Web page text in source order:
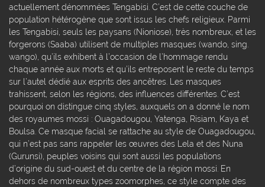
actuellement dénommées Tengabisi. C’est de cette couche de
population hétérogène que sont issus les chefs religieux. Parmi
les Tengabisi, seuls les paysans (Nioniose), très nombreux, et les
forgerons (Saaba) utilisent de multiples masques (wando, sing.
wango), qu’ils exhibent à l’occasion de l’hommage rendu
chaque année aux morts et qu’ils entreposent le reste du temps
sur l’autel dédié aux esprits des ancêtres. Les masques
trahissent, selon les régions, des influences différentes. C’est
pourquoi on distingue cinq styles, auxquels on a donné le nom
des royaumes mossi : Ouagadougou, Yatenga, Risiam, Kaya et
Boulsa. Ce masque facial se rattache au style de Ouagadougou,
qui n’est pas sans rappeler les œuvres des Lela et des Nuna
(Gurunsi), peuples voisins qui sont aussi les populations
d’origine du sud-ouest et du centre de la région mossi. En
dehors de nombreux types zoomorphes, ce style compte des